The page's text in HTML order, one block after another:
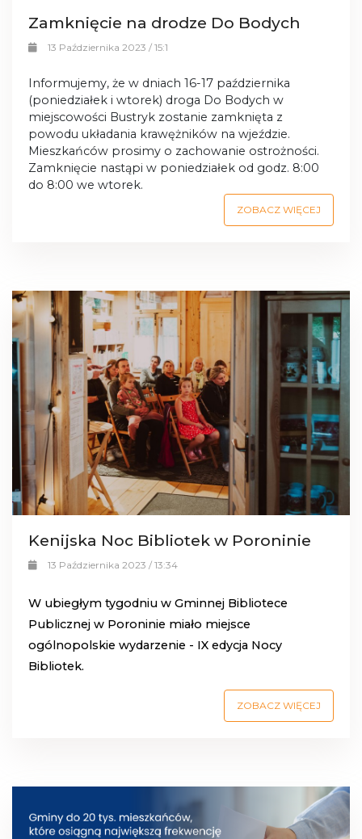
Zamknięcie na drodze Do Bodych
13 Października 2023 / 15:1
Informujemy, że w dniach 16-17 października
(poniedziałek i wtorek) droga Do Bodych w
miejscowości Bustryk zostanie zamknięta z
powodu układania krawężników na wjeździe.
Mieszkańców prosimy o zachowanie ostrożności.
Zamknięcie nastąpi w poniedziałek od godz. 8:00
do 8:00 we wtorek.
ZOBACZ WIĘCEJ
Kenijska Noc Bibliotek w Poroninie
13 Października 2023 / 13:34
W ubiegłym tygodniu w Gminnej Bibliotece
Publicznej w Poroninie miało miejsce
ogólnopolskie wydarzenie - IX edycja Nocy
Bibliotek.
ZOBACZ WIĘCEJ